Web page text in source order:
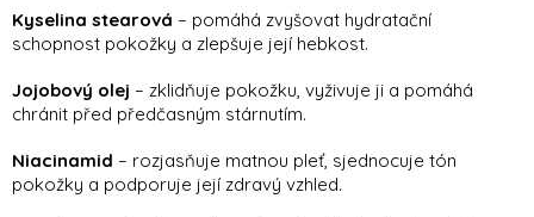
Kyselina stearová – pomáhá zvyšovat hydratační
schopnost pokožky a zlepšuje její hebkost.
Jojobový olej – zklidňuje pokožku, vyživuje ji a pomáhá
chránit před předčasným stárnutím.
Niacinamid – rozjasňuje matnou pleť, sjednocuje tón
pokožky a podporuje její zdravý vzhled.